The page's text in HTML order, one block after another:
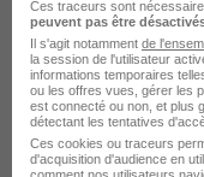
d'Agents
CEA
Marcoule - 30
Ces traceurs sont
peuvent pas être
Il s'agit notamment de
la session de l'utilisateur
informations temporaires
ou les offres vues, gérer les
est connecté ou non, et plus
détectant les tentatives
Ces cookies ou traceurs
d'acquisition d'audience en